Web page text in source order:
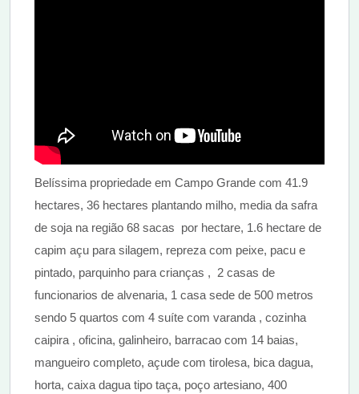
Belíssima propriedade em Campo Grande com 41.9
hectares, 36 hectares plantando milho, media da safra
de soja na região 68 sacas por hectare, 1.6 hectare de
capim açu para silagem, repreza com peixe, pacu e
pintado, parquinho para crianças , 2 casas de
funcionarios de alvenaria, 1 casa sede de 500 metros
sendo 5 quartos com 4 suíte com varanda , cozinha
caipira , oficina, galinheiro, barracao com 14 baias,
mangueiro completo, açude com tirolesa, bica dagua,
horta, caixa dagua tipo taça, poço artesiano, 400